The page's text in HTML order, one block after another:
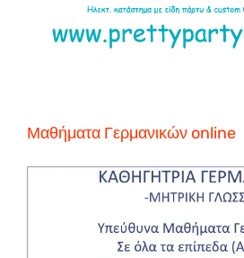
Μαθήματα Γερμανικών online